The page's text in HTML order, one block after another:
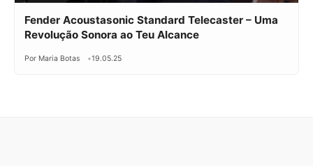
Fender Acoustasonic Standard Telecaster – Uma
Revolução Sonora ao Teu Alcance
Por Maria Botas 19.05.25